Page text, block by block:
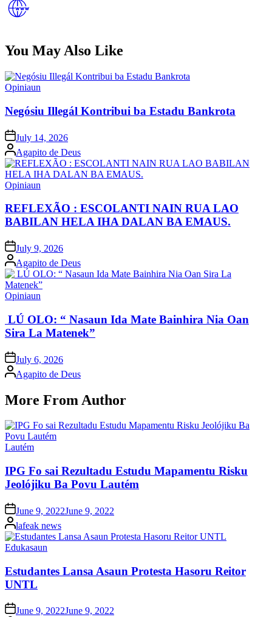
You May Also Like
Posted
Opiniaun
Negósiu Illegál Kontribui ba Estadu Bankrota
Posted
on
July 14, 2026
Posted
by
Agapito de Deus
Posted
Opiniaun
REFLEXÃO : ESCOLANTI NAIN RUA LAO
BABILAN HELA IHA DALAN BA EMAUS.
Posted
on
July 9, 2026
Posted
by
Agapito de Deus
Posted
Opiniaun
LÚ OLO: “ Nasaun Ida Mate Bainhira Nia Oan
Sira La Matenek”
Posted
on
July 6, 2026
Posted
by
Agapito de Deus
More From Author
Posted
Lautém
IPG Fo sai Rezultadu Estudu Mapamentu Risku
Jeolójiku Ba Povu Lautém
Posted
on
June 9, 2022June 9, 2022
Posted
by
lafeak news
Posted
Edukasaun
Estudantes Lansa Asaun Protesta Hasoru Reitor
UNTL
PostedJune 9, 2022June 9, 2022